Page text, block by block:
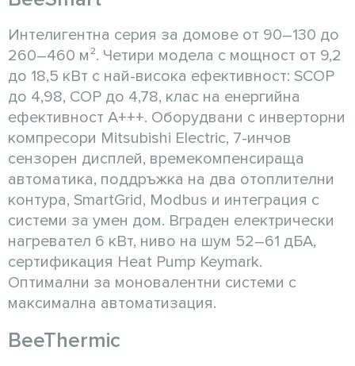
Интелигентна серия за домове от 90–130 до
260–460 м². Четири модела с мощност от 9,2
до 18,5 кВт с най-висока ефективност: SCOP
до 4,98, COP до 4,78, клас на енергийна
ефективност A+++. Оборудвани с инверторни
компресори Mitsubishi Electric, 7-инчов
сензорен дисплей, времекомпенсираща
автоматика, поддръжка на два отоплителни
контура, SmartGrid, Modbus и интеграция с
системи за умен дом. Вграден електрически
нагревател 6 кВт, ниво на шум 52–61 дБА,
сертификация Heat Pump Keymark.
Оптимални за моновалентни системи с
максимална автоматизация.
BeeThermic